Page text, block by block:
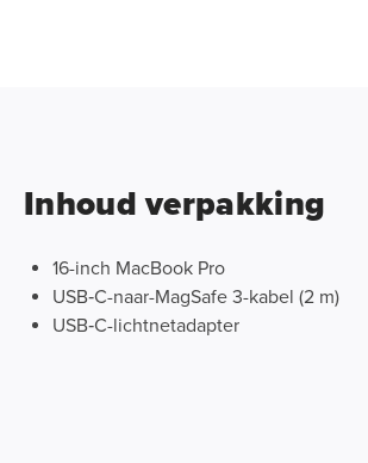
Inhoud verpakking
16-inch MacBook Pro
USB‑C-naar-MagSafe 3-kabel (2 m)
USB‑C-lichtnetadapter